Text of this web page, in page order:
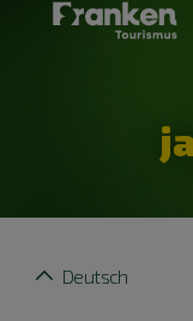
Deutsch